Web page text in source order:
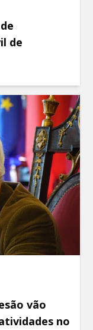
de
vão
no